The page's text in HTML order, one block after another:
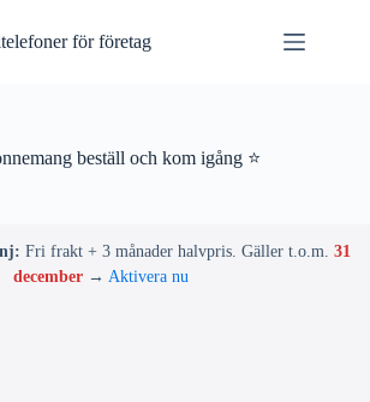
för företag
beställ och kom igång ⭐
Fri frakt + 3 månader halvpris. Gäller t.o.m. 31
december → Aktivera nu